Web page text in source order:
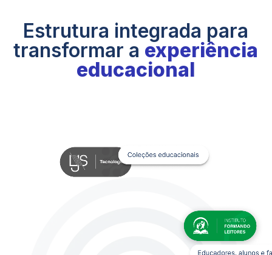
Estrutura integrada para
transformar a experiência
educacional